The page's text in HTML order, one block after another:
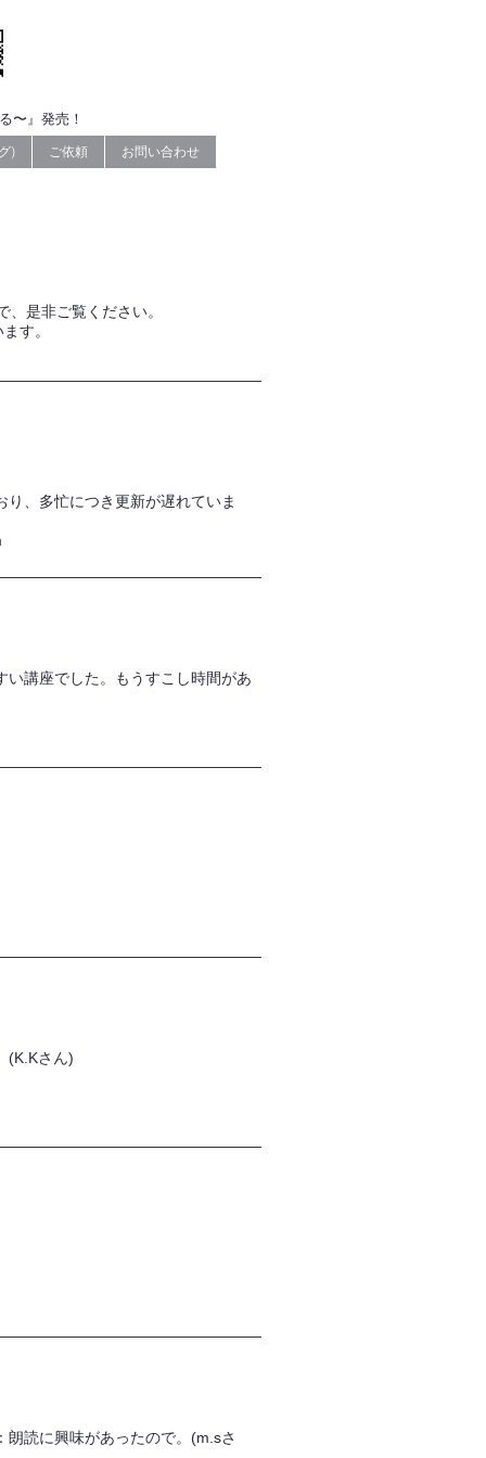
〜』発売！
) ご依頼 お問い合わせ
、是非ご覧ください。
す。
、多忙につき更新が遅れていま
講座でした。もうすこし時間があ
(K.Kさん)
読に興味があったので。(m.sさ